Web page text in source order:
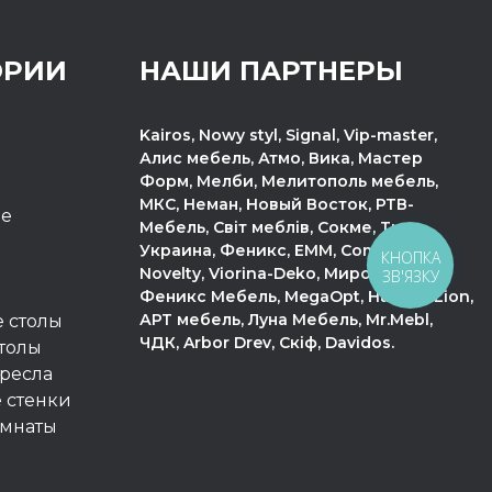
НАШИ ПАРТНЕРЫ
Kairos, Nowy styl, Signal, Vip-master,
Алис мебель, Атмо, Вика, Мастер
Форм, Мелби, Мелитополь мебель,
МКС, Неман, Новый Восток, РТВ-
Мебель, Світ меблів, Сокме, Тис,
Украина, Феникс, ЕММ, Come-For,
Novelty, Viorina-Deko, МироМарк,
Феникс Мебель, MegaOpt, Halmar, Lion,
АРТ мебель, Луна Мебель, Mr.Mebl,
ЧДК, Arbor Drev, Скіф, Davidos.
КНОПКА
ЗВ'ЯЗКУ